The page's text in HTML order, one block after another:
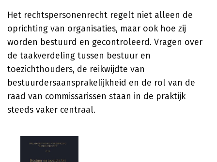
Het rechtspersonenrecht regelt niet alleen de
oprichting van organisaties, maar ook hoe zij
worden bestuurd en gecontroleerd. Vragen over
de taakverdeling tussen bestuur en
toezichthouders, de reikwijdte van
bestuurdersaansprakelijkheid en de rol van de
raad van commissarissen staan in de praktijk
steeds vaker centraal.